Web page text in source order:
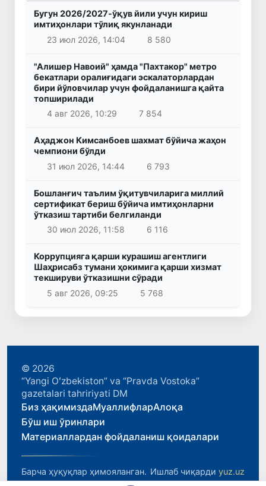
Бугун 2026/2027-ўқув йили учун кириш
имтиҳонлари тўлиқ якунланади
23 июл 2026, 14:04
8 580
"Алишер Навоий" ҳамда "Пахтакор" метро
бекатлари оралиғидаги эскалаторлардан
бири йўловчилар учун фойдаланишга қайта
топширилади
4 авг 2026, 10:29
7 854
Аҳаджон Кимсанбоев шахмат бўйича жаҳон
чемпиони бўлди
31 июл 2026, 14:44
6 793
Бошланғич таълим ўқитувчиларига миллий
сертификат бериш бўйича имтиҳонларни
ўтказиш тартиби белгиланди
30 июл 2026, 11:58
6 116
Коррупцияга қарши курашиш агентлиги
Шаҳрисабз тумани ҳокимига қарши хизмат
текшируви ўтказишни сўради
5 авг 2026, 09:25
5 768
© 2026
“Yangi Oʻzbekiston” va “Pravda Vostoka”
gazetalari tahririyati DM
Биз ҳақимиздаМуаллифларАлоқа
Бўш иш ўринлари
Материаллардан фойдаланиш қоидалари
Барча ҳуқуқлар ҳимояланган. Ишлаб чиқарди yuz.uz